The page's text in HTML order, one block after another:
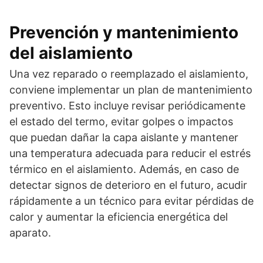
Prevención y mantenimiento
del aislamiento
Una vez reparado o reemplazado el aislamiento,
conviene implementar un plan de mantenimiento
preventivo. Esto incluye revisar periódicamente
el estado del termo, evitar golpes o impactos
que puedan dañar la capa aislante y mantener
una temperatura adecuada para reducir el estrés
térmico en el aislamiento. Además, en caso de
detectar signos de deterioro en el futuro, acudir
rápidamente a un técnico para evitar pérdidas de
calor y aumentar la eficiencia energética del
aparato.